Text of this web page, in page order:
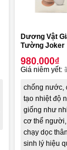
Dương Vật
Tường Joker
980.000₫
Giá niêm yết:
chống nước,
tạo nhiệt độ
giống như
cơ thể
chạy dọc
sinh lý hiệu